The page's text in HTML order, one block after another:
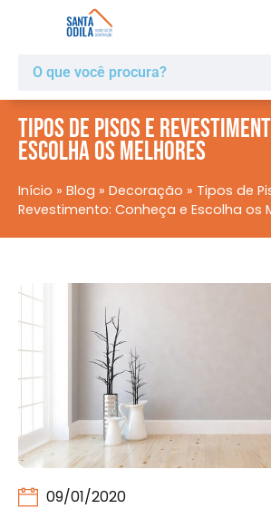
Tipos de Pisos e
Escolha os Melhores
Início » Blog » Decoração » Tipos de
Revestimento: Conheça e Escolha os
09/01/2020